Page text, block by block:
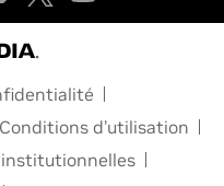
Conditions d’utilisation